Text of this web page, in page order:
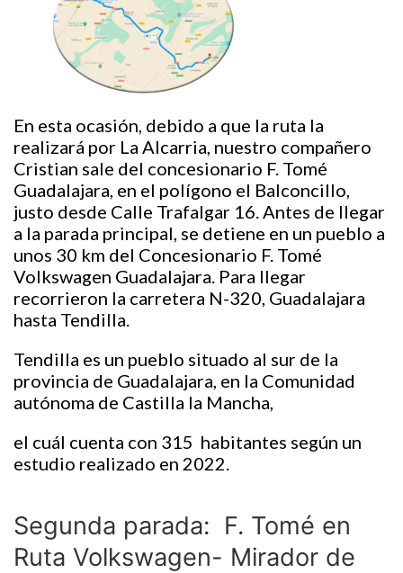
En esta ocasión, debido a que la ruta la
realizará por La Alcarria, nuestro compañero
Cristian sale del concesionario F. Tomé
Guadalajara, en el polígono el Balconcillo,
justo desde Calle Trafalgar 16. Antes de llegar
a la parada principal, se detiene en un pueblo a
unos 30 km del Concesionario F. Tomé
Volkswagen Guadalajara. Para llegar
recorrieron la carretera N-320, Guadalajara
hasta Tendilla.
Tendilla es un pueblo situado al sur de la
provincia de Guadalajara, en la Comunidad
autónoma de Castilla la Mancha,
el cuál cuenta con 315 habitantes según un
estudio realizado en 2022.
Segunda parada: F. Tomé en
Ruta Volkswagen- Mirador de